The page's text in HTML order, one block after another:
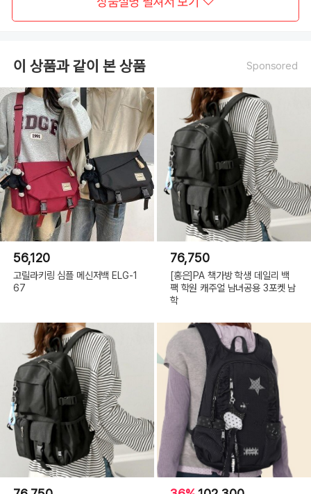
상품설명 펼쳐서 보기
이 상품과 같이 본 상품 Sponsored
56,120
고릴라키링 심플 메신저백 ELG-1
67
76,750
[홍은]PA 책가방 학생 데일리 백
팩 학원 캐주얼 남녀공용 3포켓 남
학